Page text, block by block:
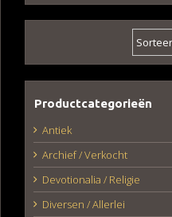
Productcategorieën
Antiek
Archief / Verkocht
Devotionalia / Religie
Diversen / Allerlei